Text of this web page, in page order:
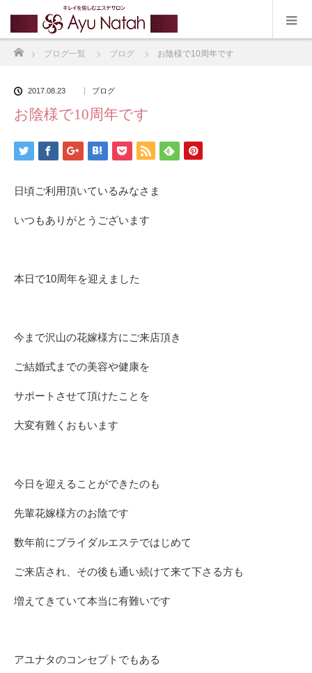
ブログ一覧 ブログ お陰様で10周年です
2017.08.23 ブログ
お陰様で10周年です
日頃ご利用頂いているみなさま
いつもありがとうございます
本日で10周年を迎えました
今まで沢山の花嫁様方にご来店頂き
ご結婚式までの美容や健康を
サポートさせて頂けたことを
大変有難くおもいます
今日を迎えることができたのも
先輩花嫁様方のお陰です
数年前にブライダルエステではじめて
ご来店され、その後も通い続けて来て下さる方も
増えてきていて本当に有難いです
アユナタのコンセプトでもある